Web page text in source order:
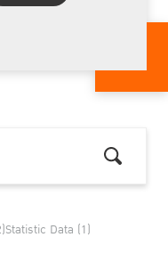
Statistic Data (1)